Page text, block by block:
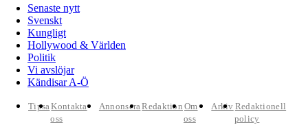
Senaste nytt
Svenskt
Kungligt
Hollywood & Världen
Politik
Vi avslöjar
Kändisar A-Ö
TipsaKontakta
oss
AnnonseraRedaktion Om
oss
Arkiv Redaktionell
policy